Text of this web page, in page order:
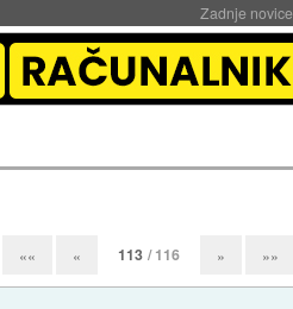
Zadnje novice
«« « 113 / 116 » »»